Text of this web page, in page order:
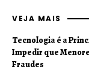
VEJA MAIS
Tecnologia é a
Impedir que
Fraudes